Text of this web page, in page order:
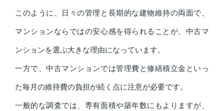
このように、日々の管理と長期的な建物維持の両面で、
マンションならではの安心感を得られることが、中古マ
ンションを選ぶ大きな理由になっています。
一方で、中古マンションでは管理費と修繕積立金といっ
た毎月の維持費の負担が続く点に注意が必要です。
一般的な調査では、専有面積や築年数にもよりますが、